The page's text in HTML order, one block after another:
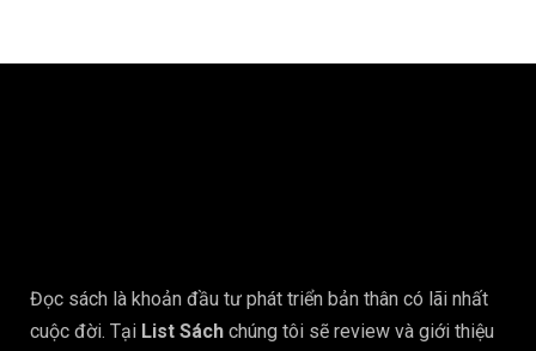
Đọc sách là khoản đầu tư phát triển bản thân có lãi nhất
cuộc đời. Tại List Sách chúng tôi sẽ review và giới thiệu